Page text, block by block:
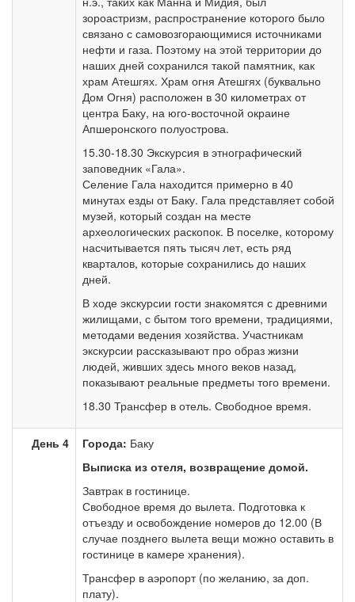
зороастризм, распространение которого было
связано с самовозгорающимися источниками
нефти и газа. Поэтому на этой территории до
наших дней сохранился такой памятник, как
храм Атешгях. Храм огня Атешгях (буквально
Дом Огня) расположен в 30 километрах от
центра Баку, на юго-восточной окраине
Апшеронского полуострова.
15.30-18.30 Экскурсия в этнографический
заповедник «Гала».
Селение Гала находится примерно в 40
минутах езды от Баку. Гала представляет собой
музей, который создан на месте
археологических раскопок. В поселке, которому
насчитывается пять тысяч лет, есть ряд
кварталов, которые сохранились до наших
дней.
В ходе экскурсии гости знакомятся с древними
жилищами, с бытом того времени, традициями,
методами ведения хозяйства. Участникам
экскурсии рассказывают про образ жизни
людей, живших здесь много веков назад,
показывают реальные предметы того времени.
18.30 Трансфер в отель. Свободное время.
День 4 Города: Баку
Выписка из отеля, возвращение домой.
Завтрак в гостинице.
Свободное время до вылета. Подготовка к
отъезду и освобождение номеров до 12.00 (В
случае позднего вылета вещи можно оставить в
гостинице в камере хранения).
Трансфер в аэропорт (по желанию, за доп.
плату).